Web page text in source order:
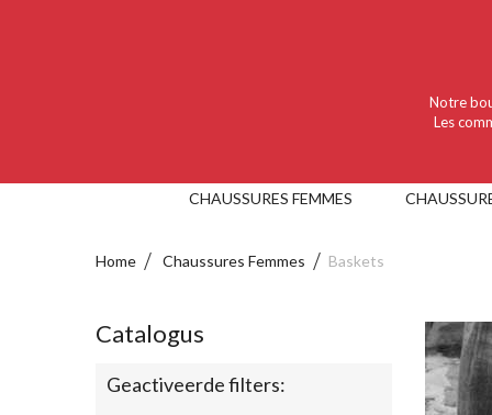
CHAUSSURES FEMMES
Notre
Les
Home Chaussures Femmes Baskets
Catalogus
Geactiveerde filters: